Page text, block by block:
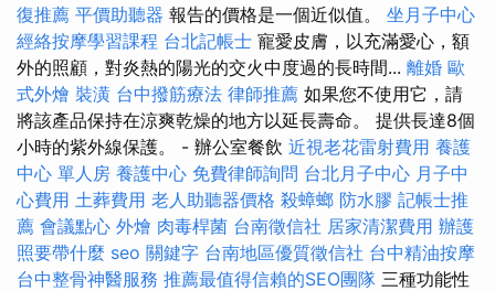
復推薦 平價助聽器 報告的價格是一個近似值。 坐月子中心
經絡按摩學習課程 台北記帳士 寵愛皮膚，以充滿愛心，額
外的照顧，對炎熱的陽光的交火中度過的長時間... 離婚 歐
式外燴 裝潢 台中撥筋療法 律師推薦 如果您不使用它，請
將該產品保持在涼爽乾燥的地方以延長壽命。 提供長達8個
小時的紫外線保護。 - 辦公室餐飲 近視老花雷射費用 養護
中心 單人房 養護中心 免費律師詢問 台北月子中心 月子中
心費用 土葬費用 老人助聽器價格 殺蟑螂 防水膠 記帳士推
薦 會議點心 外燴 肉毒桿菌 台南徵信社 居家清潔費用 辦護
照要帶什麼 seo 關鍵字 台南地區優質徵信社 台中精油按摩
台中整骨神醫服務 推薦最值得信賴的SEO團隊 三種功能性